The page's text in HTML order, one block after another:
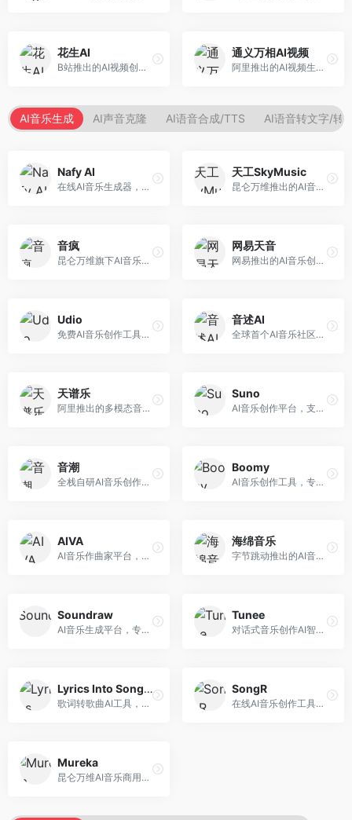
花生AI
B站推出的AI视频创作工具，专注于短视频内容生成。面向B站创作者，支持视频生成、视频编辑等功能，与B站平台深度整合，创作效率高。
通义万相AI视频
阿里推出的AI视频生成服务，整合图像与视频创作能力。面向电商和营销从业者，支持商品视频生成、营销视频制作等服务，商业应用场景丰富。
AI音乐生成 AI声音克隆 AI语音合成/TTS AI语音转文字/转
Nafy AI
在线AI音乐生成器，专注于快速音乐创作。面向内容创作者，支持多种风格音乐生成，操作简便，生成速度快，适合快速配乐需求。
天工SkyMusic
昆仑万维推出的AI音乐创作平台，基于天工大模型。面向音乐创作者，支持歌词生成、旋律创作、音乐编曲等服务，中文音乐创作能力强。
音疯
昆仑万维旗下AI音乐创作平台，专注于音乐内容生成。面向音乐爱好者和内容创作者，提供多种风格音乐生成，操作简便，创作速度快。
网易天音
网易推出的AI音乐创作工具，支持作词、作曲与编曲。面向音乐爱好者和独立音乐人，提供歌词生成、旋律创作、编曲制作等服务，与网易云音乐生态深度整合。
Udio
免费AI音乐创作工具，专注于高质量音乐生成。面向音乐创作者和内容制作者，支持多种音乐风格生成，音质专业，创作自由度高，适合专业音乐制作场景。
音述AI
全球首个AI音乐社区平台，整合创作与分享功能。面向音乐创作者和爱好者，提供音乐创作、作品分享、社区交流等服务，社区氛围活跃。
天谱乐
阿里推出的多模态音乐生成平台，整合音频与文本理解能力。面向内容创作者，支持歌词生成、旋律创作、音乐编辑等服务，与阿里生态深度整合。
Suno
AI音乐创作平台，支持通过文字描述生成完整歌曲，包含歌词、旋律和人声。面向音乐爱好者、内容创作者和独立音乐人，操作门槛低，创作速度快，支持多种音乐风格，为音乐创作带来全新可能。
音潮
全栈自研AI音乐创作平台，支持从创作到发布的完整流程。面向独立音乐人和音乐工作室，提供作词作曲、编曲混音、音乐发布等服务，创作工具专业。
Boomy
AI音乐创作工具，专注于快速音乐生成与发布。面向音乐爱好者和业余创作者，支持一键生成原创音乐，可直接发布到音乐平台，创作门槛低。
AIVA
AI音乐作曲家平台，专注于古典和影视配乐创作。面向影视制作人和游戏开发者，提供原创音乐生成、配乐定制等服务，音乐风格专业，适合影视游戏配乐。
海绵音乐
字节跳动推出的AI音乐创作平台，支持多风格音乐生成。面向内容创作者和音乐爱好者，提供歌词创作、旋律生成、编曲制作等服务，创作效率高，适合短视频配乐。
Soundraw
AI音乐生成平台，专注于免版税音乐创作。面向视频创作者和内容制作者，提供背景音乐生成、音乐定制等服务，音乐版权清晰，适合视频配乐场景。
Tunee
对话式音乐创作AI智能体，支持自然语言交互创作。面向音乐爱好者，通过对话方式完成音乐创作，交互体验友好，创作过程直观。
Lyrics Into Song AI
歌词转歌曲AI工具，支持将歌词转化为完整歌曲。面向歌词创作者和音乐爱好者，提供歌词谱曲、编曲制作等服务，歌词音乐化效率高。
SongR
在线AI音乐创作工具，支持歌词与旋律一体化生成。面向内容创作者和音乐爱好者，提供歌词创作、旋律生成、音乐制作等服务，操作简便，创作速度快。
Mureka
昆仑万维AI音乐商用创作平台，专注于商业音乐授权。面向企业和商业用户，提供版权音乐生成、商用授权等服务，音乐版权清晰，商业应用安全。